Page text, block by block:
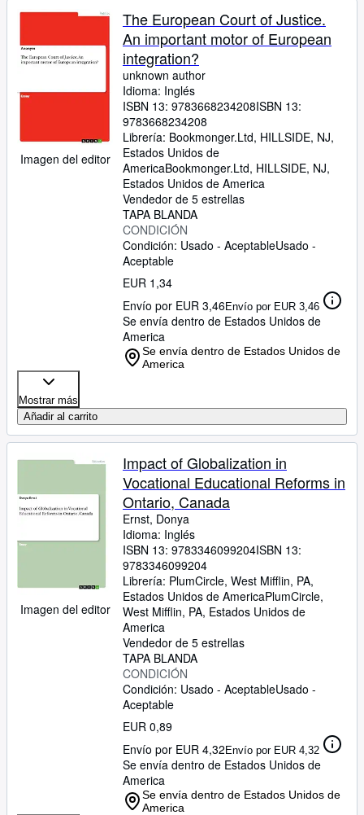
Libros antiguos
Vendedores
Comenzar a vender
CERRAR
Imagen del editor
The European Court of Justice.
An important motor of European
integration?
unknown author
Idioma: Inglés
ISBN 13: 9783668234208ISBN 13:
9783668234208
Librería: Bookmonger.Ltd, HILLSIDE, NJ,
Estados Unidos de
AmericaBookmonger.Ltd, HILLSIDE, NJ,
Estados Unidos de America
Vendedor de 5 estrellas
TAPA BLANDA
CONDICIÓN
Condición: Usado - AceptableUsado -
Aceptable
EUR 1,34
Envío por EUR 3,46Envío por EUR 3,46
Se envía dentro de Estados Unidos de
America
Se envía dentro de Estados Unidos de
America
Mostrar más
Añadir al carrito
Imagen del editor
Impact of Globalization in
Vocational Educational Reforms in
Ontario, Canada
Ernst, Donya
Idioma: Inglés
ISBN 13: 9783346099204ISBN 13:
9783346099204
Librería: PlumCircle, West Mifflin, PA,
Estados Unidos de AmericaPlumCircle,
West Mifflin, PA, Estados Unidos de
America
Vendedor de 5 estrellas
TAPA BLANDA
CONDICIÓN
Condición: Usado - AceptableUsado -
Aceptable
EUR 0,89
Envío por EUR 4,32Envío por EUR 4,32
Se envía dentro de Estados Unidos de
America
Se envía dentro de Estados Unidos de
America